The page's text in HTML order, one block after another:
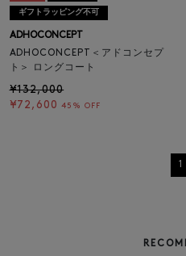
ギフトラッピング不可
ADHOCONCEPT
ADHOCONCEPT＜アドコンセプ
ト＞ ロングコート
¥132,000
¥72,600 45% OFF
1